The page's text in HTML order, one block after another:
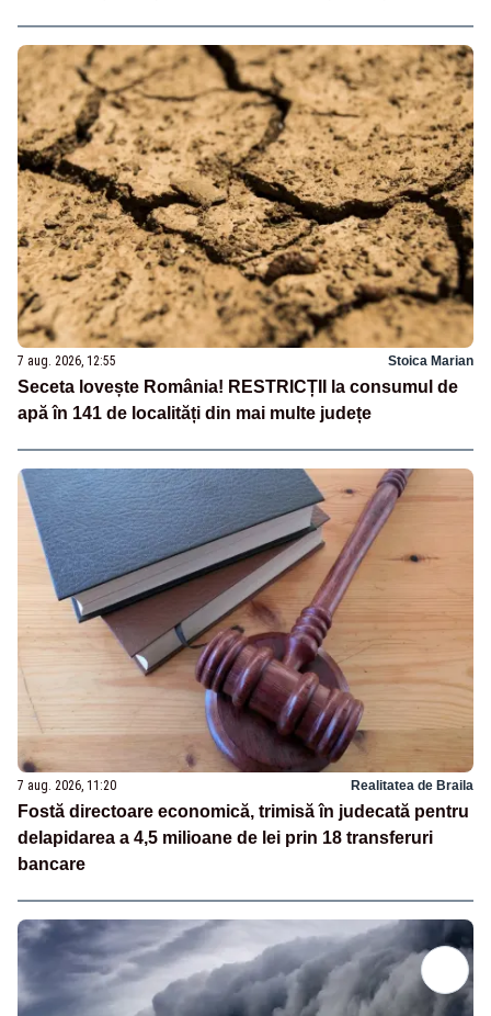
7 aug. 2026, 12:55 Stoica Marian
Seceta lovește România! RESTRICȚII la consumul de
apă în 141 de localități din mai multe județe
7 aug. 2026, 11:20 Realitatea de Braila
Fostă directoare economică, trimisă în judecată pentru
delapidarea a 4,5 milioane de lei prin 18 transferuri
bancare